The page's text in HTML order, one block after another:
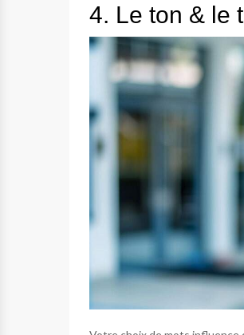
4. Le ton & le